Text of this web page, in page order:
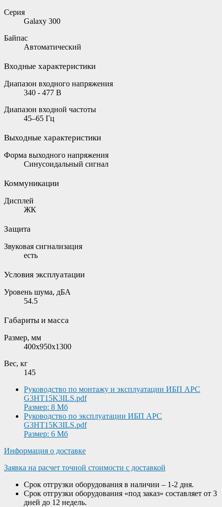
Серия
Galaxy 300
Байпас
Автоматический
Входные характеристики
Диапазон входного напряжения
340 - 477 В
Диапазон входной частоты
45–65 Гц
Выходные характеристики
Форма выходного напряжения
Синусоидальный сигнал
Коммуникации
Дисплей
ЖК
Защита
Звуковая сигнализация
есть
Условия эксплуатации
Уровень шума, дБА
54.5
Габариты и масса
Размер, мм
400x950x1300
Вес, кг
145
Руководство по монтажу и эксплуатации ИБП APC
G3HT15K3ILS.pdf
Размер: 8 Мб
Руководство по эксплуатации ИБП APC
G3HT15K3ILS.pdf
Размер: 6 Мб
Информация о доставке
Заявка на расчет точной стоимости с доставкой
Срок отгрузки оборудования в наличии – 1-2 дня.
Срок отгрузки оборудования «под заказ» составляет от 3
дней до 12 недель.